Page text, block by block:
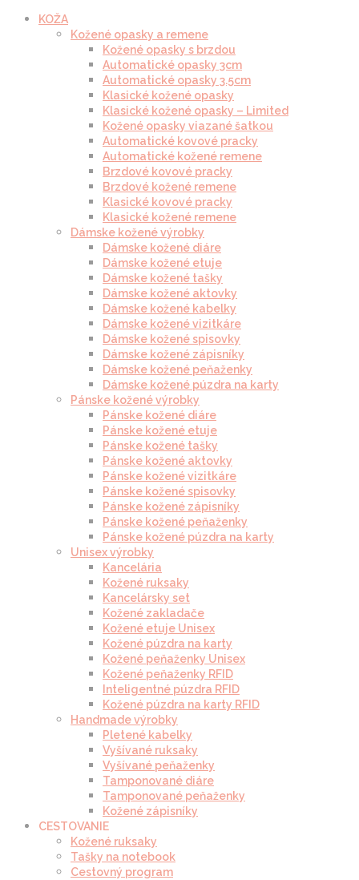
KOŽA
Kožené opasky a remene
Kožené opasky s brzdou
Automatické opasky 3cm
Automatické opasky 3.5cm
Klasické kožené opasky
Klasické kožené opasky – Limited
Kožené opasky viazané šatkou
Automatické kovové pracky
Automatické kožené remene
Brzdové kovové pracky
Brzdové kožené remene
Klasické kovové pracky
Klasické kožené remene
Dámske kožené výrobky
Dámske kožené diáre
Dámske kožené etuje
Dámske kožené tašky
Dámske kožené aktovky
Dámske kožené kabelky
Dámske kožené vizitkáre
Dámske kožené spisovky
Dámske kožené zápisníky
Dámske kožené peňaženky
Dámske kožené púzdra na karty
Pánske kožené výrobky
Pánske kožené diáre
Pánske kožené etuje
Pánske kožené tašky
Pánske kožené aktovky
Pánske kožené vizitkáre
Pánske kožené spisovky
Pánske kožené zápisníky
Pánske kožené peňaženky
Pánske kožené púzdra na karty
Unisex výrobky
Kancelária
Kožené ruksaky
Kancelársky set
Kožené zakladače
Kožené etuje Unisex
Kožené púzdra na karty
Kožené peňaženky Unisex
Kožené peňaženky RFID
Inteligentné púzdra RFID
Kožené púzdra na karty RFID
Handmade výrobky
Pletené kabelky
Vyšívané ruksaky
Vyšívané peňaženky
Tamponované diáre
Tamponované peňaženky
Kožené zápisníky
CESTOVANIE
Kožené ruksaky
Tašky na notebook
Cestovný program